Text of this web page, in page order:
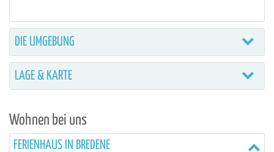
DIE UMGEBUNG
LAGE & KARTE
Wohnen bei uns
FERIENHAUS IN BREDENE